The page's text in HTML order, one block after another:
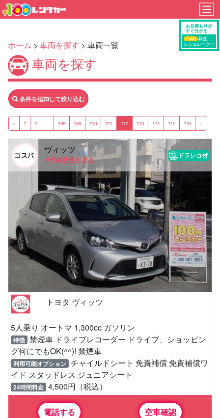
ホーム > 車両を探す > 車両一覧
車両を探す
« 1 2 ... 108 109 110 111 112 113 114 115 116 »
条件を追加して絞り込む
ヴィッツ
予約状況を見る
ドラレコ付
トヨタ ヴィッツ
5人乗り オートマ 1,300cc ガソリン
特徴 禁煙車 ドライブレコーダー ドライブ、ショッピン
グ何にでもOK(^^)! 禁煙車
利用可能オプション チャイルドシート 免責補償 免責補償ワ
イド スタッドレス ジュニアシート
24時間料金 4,500円（税込）
電話する 空車確認